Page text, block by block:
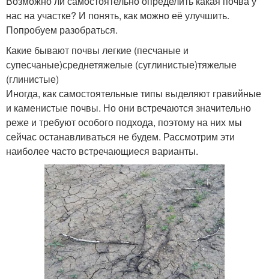
нас на участке? И понять, как можно её улучшить.
Попробуем разобраться.
Какие бывают почвы легкие (песчаные и
супесчаные)среднетяжелые (суглинистые)тяжелые
(глинистые)
Иногда, как самостоятельные типы выделяют гравийные
и каменистые почвы. Но они встречаются значительно
реже и требуют особого подхода, поэтому на них мы
сейчас останавливаться не будем. Рассмотрим эти
наиболее часто встречающиеся варианты.